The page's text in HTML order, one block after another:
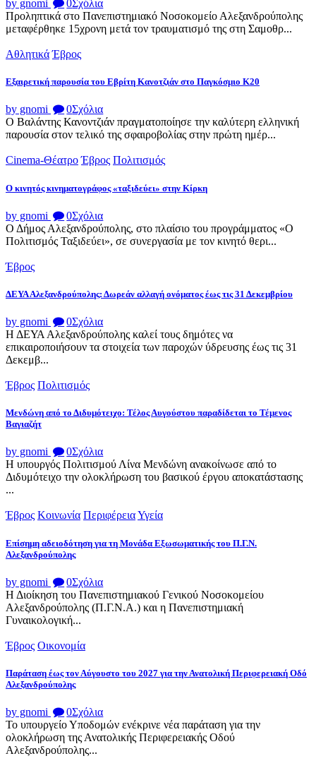
by gnomi 0Σχόλια
Προληπτικά στο Πανεπιστημιακό Νοσοκομείο Αλεξανδρούπολης
μεταφέρθηκε 15χρονη μετά τον τραυματισμό της στη Σαμοθρ...
Αθλητικά Έβρος
Εξαιρετική παρουσία του Εβρίτη Κανοτζιάν στο Παγκόσμιο Κ20
by gnomi 0Σχόλια
Ο Βαλάντης Κανοντζιάν πραγματοποίησε την καλύτερη ελληνική
παρουσία στον τελικό της σφαιροβολίας στην πρώτη ημέρ...
Cinema-Θέατρο Έβρος Πολιτισμός
Ο κινητός κινηματογράφος «ταξιδεύει» στην Κίρκη
by gnomi 0Σχόλια
Ο Δήμος Αλεξανδρούπολης, στο πλαίσιο του προγράμματος «Ο
Πολιτισμός Ταξιδεύει», σε συνεργασία με τον κινητό θερι...
Έβρος
ΔΕΥΑ Αλεξανδρούπολης: Δωρεάν αλλαγή ονόματος έως τις 31 Δεκεμβρίου
by gnomi 0Σχόλια
Η ΔΕΥΑ Αλεξανδρούπολης καλεί τους δημότες να
επικαιροποιήσουν τα στοιχεία των παροχών ύδρευσης έως τις 31
Δεκεμβ...
Έβρος Πολιτισμός
Μενδώνη από το Διδυμότειχο: Τέλος Αυγούστου παραδίδεται το Τέμενος
Βαγιαζήτ
by gnomi 0Σχόλια
Η υπουργός Πολιτισμού Λίνα Μενδώνη ανακοίνωσε από το
Διδυμότειχο την ολοκλήρωση του βασικού έργου αποκατάστασης
...
Έβρος Κοινωνία ΠεριφέρειαΥγεία
Επίσημη αδειοδότηση για τη Μονάδα Εξωσωματικής του Π.Γ.Ν.
Αλεξανδρούπολης
by gnomi 0Σχόλια
Η Διοίκηση του Πανεπιστημιακού Γενικού Νοσοκομείου
Αλεξανδρούπολης (Π.Γ.Ν.Α.) και η Πανεπιστημιακή
Γυναικολογική...
Έβρος Οικονομία
Παράταση έως τον Αύγουστο του 2027 για την Ανατολική Περιφερειακή Οδό
Αλεξανδρούπολης
by gnomi 0Σχόλια
Το υπουργείο Υποδομών ενέκρινε νέα παράταση για την
ολοκλήρωση της Ανατολικής Περιφερειακής Οδού
Αλεξανδρούπολης...